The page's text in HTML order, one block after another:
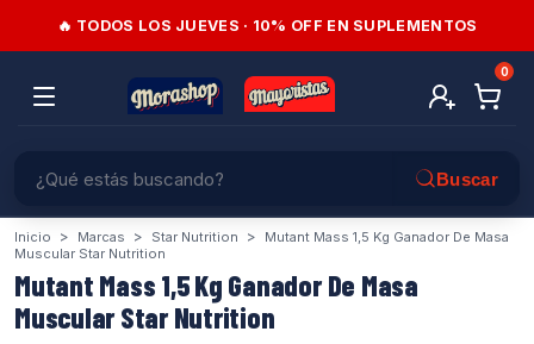
🔥 TODOS LOS JUEVES · 10% OFF EN SUPLEMENTOS
0
Inicio > Marcas > Star Nutrition >
Mutant Mass 1,5 Kg Ganador De Masa
Muscular Star Nutrition
Mutant Mass 1,5 Kg Ganador De Masa
Muscular Star Nutrition